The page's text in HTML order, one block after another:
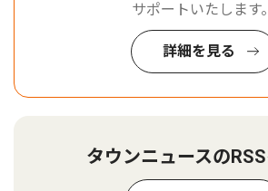
サポートいたします。
詳細を見る
タウンニュースの